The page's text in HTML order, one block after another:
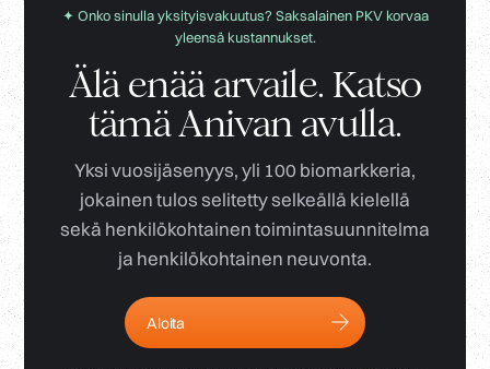
✦ Onko sinulla yksityisvakuutus? Saksalainen PKV korvaa
yleensä kustannukset.
Älä enää arvaile. Katso
tämä Anivan avulla.
Yksi vuosijäsenyys, yli 100 biomarkkeria,
jokainen tulos selitetty selkeällä kielellä
sekä henkilökohtainen toimintasuunnitelma
ja henkilökohtainen neuvonta.
Aloita